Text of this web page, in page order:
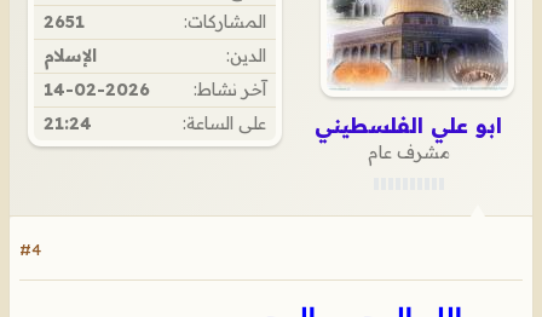
ابو علي الفلسطيني
مشرف عام
المشاركات:
2651
الدين:
الإسلام
آخر نشاط:
14-02-2026
على الساعة:
21:24
#4